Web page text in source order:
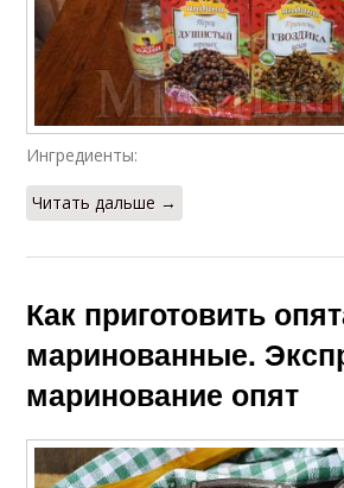
Ингредиенты:
Читать дальше →
Как приготовить
маринованные.
маринование опят